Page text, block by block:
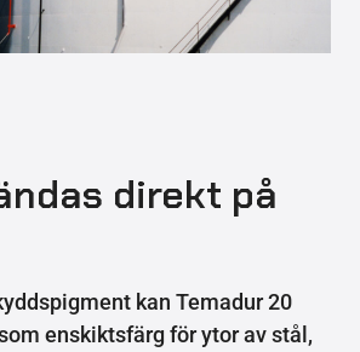
direkt på
kan Temadur 20
enskiktsfärg för ytor av stål,